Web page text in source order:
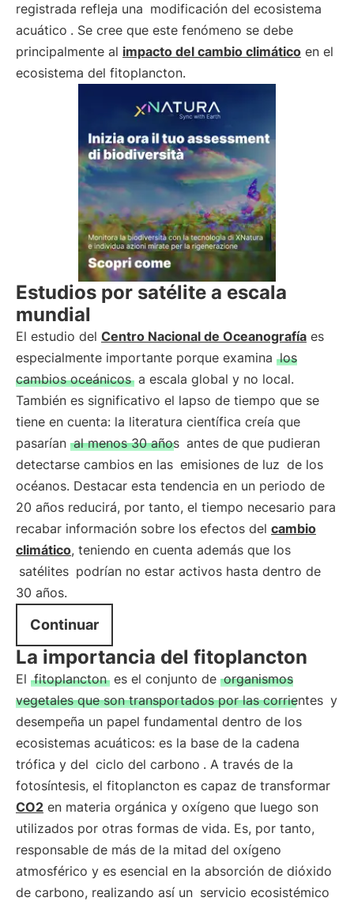
registrada refleja una modificación del ecosistema
acuático . Se cree que este fenómeno se debe
principalmente al impacto del cambio climático en el
ecosistema del fitoplancton.
Estudios por satélite a escala
mundial
El estudio del Centro Nacional de Oceanografía es
especialmente importante porque examina los
cambios oceánicos a escala global y no local.
También es significativo el lapso de tiempo que se
tiene en cuenta: la literatura científica creía que
pasarían al menos 30 años antes de que pudieran
detectarse cambios en las emisiones de luz de los
océanos. Destacar esta tendencia en un periodo de
20 años reducirá, por tanto, el tiempo necesario para
recabar información sobre los efectos del cambio
climático, teniendo en cuenta además que los
satélites podrían no estar activos hasta dentro de
30 años.
Continuar
La importancia del fitoplancton
El fitoplancton es el conjunto de organismos
vegetales que son transportados por las corrientes y
desempeña un papel fundamental dentro de los
ecosistemas acuáticos: es la base de la cadena
trófica y del ciclo del carbono . A través de la
fotosíntesis, el fitoplancton es capaz de transformar
CO2 en materia orgánica y oxígeno que luego son
utilizados por otras formas de vida. Es, por tanto,
responsable de más de la mitad del oxígeno
atmosférico y es esencial en la absorción de dióxido
de carbono, realizando así un servicio ecosistémico